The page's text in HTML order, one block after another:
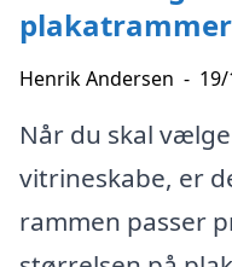
Henrik Andersen -
Når du skal
vitrineskabe, er
rammen passer